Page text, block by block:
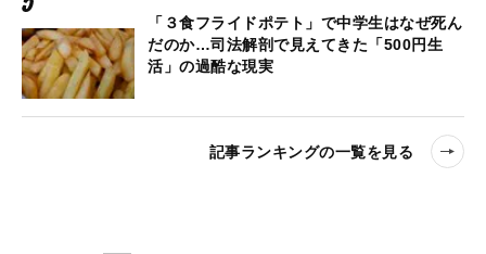
「３食フライドポテト」で中学生はなぜ死ん
だのか…司法解剖で見えてきた「500円生
活」の過酷な現実
記事ランキングの一覧を見る